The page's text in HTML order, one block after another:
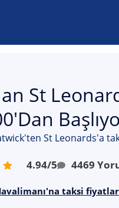
St
St Leonards'a
4.94/5 4469
taksi